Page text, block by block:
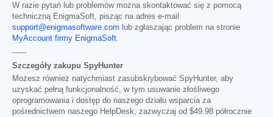
W razie pytań lub problemów można skontaktować się z pomocą
techniczną EnigmaSoft, pisząc na adres e-mail
support@enigmasoftware.com lub zgłaszając problem na stronie
MyAccount firmy EnigmaSoft.
------
Szczegóły zakupu SpyHunter
Możesz również natychmiast zasubskrybować SpyHunter, aby
uzyskać pełną funkcjonalność, w tym usuwanie złośliwego
oprogramowania i dostęp do naszego działu wsparcia za
pośrednictwem naszego HelpDesk, zazwyczaj od $49.98 półrocznie